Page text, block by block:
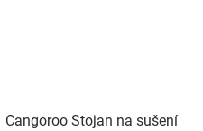
Cangoroo Stojan na sušení